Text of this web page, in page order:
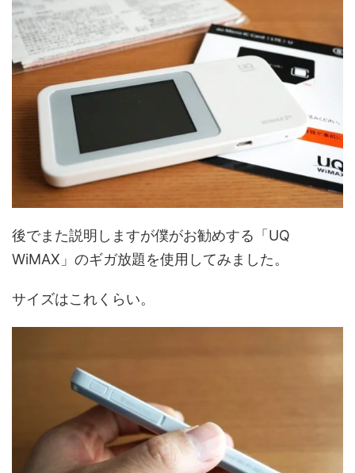
後でまた説明しますが僕がお勧めする「UQ
WiMAX」のギガ放題を使用してみました。
サイズはこれくらい。